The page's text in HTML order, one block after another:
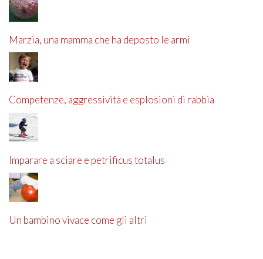
Marzia, una mamma che ha deposto le armi
Competenze, aggressività e esplosioni di rabbia
Imparare a sciare e petrificus totalus
Un bambino vivace come gli altri